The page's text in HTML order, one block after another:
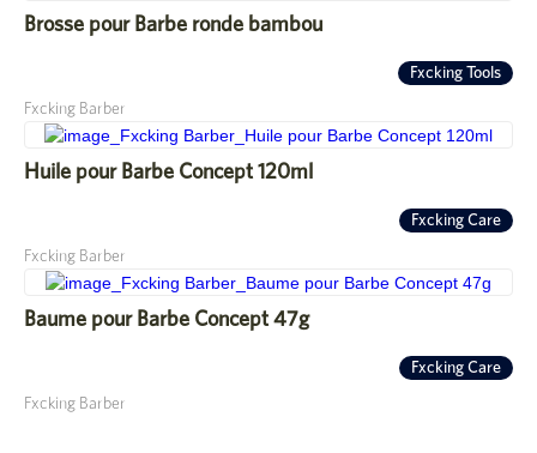
Brosse pour Barbe ronde bambou
Fxcking Tools
Fxcking Barber
Huile pour Barbe Concept 120ml
Fxcking Care
Fxcking Barber
Baume pour Barbe Concept 47g
Fxcking Care
Fxcking Barber